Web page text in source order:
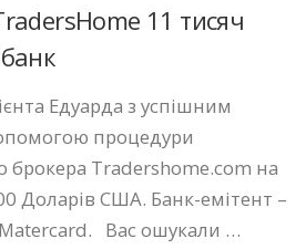
11 тисяч
Едуарда з успішним
процедури
брокера Tradershome.com на
Доларів США. Банк-емітент –
Вас ошукали …